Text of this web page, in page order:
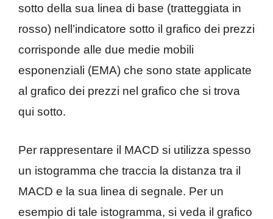
sotto della sua linea di base (tratteggiata in
rosso) nell’indicatore sotto il grafico dei prezzi
corrisponde alle due medie mobili
esponenziali (EMA) che sono state applicate
al grafico dei prezzi nel grafico che si trova
qui sotto.
Per rappresentare il MACD si utilizza spesso
un istogramma che traccia la distanza tra il
MACD e la sua linea di segnale. Per un
esempio di tale istogramma, si veda il grafico